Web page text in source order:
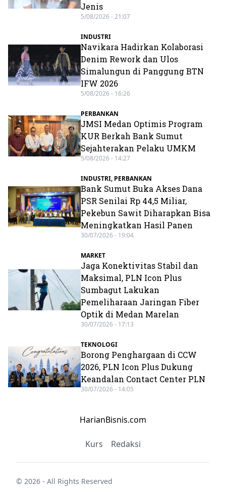
Jenis
5/08/2026 - 21:07
INDUSTRI
Navikara Hadirkan Kolaborasi
Denim Rework dan Ulos
Simalungun di Panggung BTN
IFW 2026
5/08/2026 - 16:26
PERBANKAN
JMSI Medan Optimis Program
KUR Berkah Bank Sumut
Sejahterakan Pelaku UMKM
5/08/2026 - 14:27
INDUSTRI, PERBANKAN
Bank Sumut Buka Akses Dana
PSR Senilai Rp 44,5 Miliar,
Pekebun Sawit Diharapkan Bisa
Meningkatkan Hasil Panen
30/07/2026 - 19:04
MARKET
Jaga Konektivitas Stabil dan
Maksimal, PLN Icon Plus
Sumbagut Lakukan
Pemeliharaan Jaringan Fiber
Optik di Medan Marelan
30/07/2026 - 17:13
TEKNOLOGI
Borong Penghargaan di CCW
2026, PLN Icon Plus Dukung
Keandalan Contact Center PLN
30/07/2026 - 14:05
HarianBisnis.com
Kurs Redaksi
© 2026 - All Rights Reserved